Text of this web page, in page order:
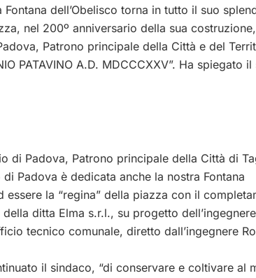
dell’Obelisco torna in tutto il suo
nel 200º anniversario della sua
Patrono principale della Città e del
PATAVINO A.D. MDCCCXXV”. Ha spiegato
di Padova, Patrono principale della Città di
Padova è dedicata anche la nostra Fontana
essere la “regina” della piazza con il
ditta Elma s.r.l., su progetto
tecnico comunale, diretto dall’ingegnere
il sindaco, “di conservare e coltivare al